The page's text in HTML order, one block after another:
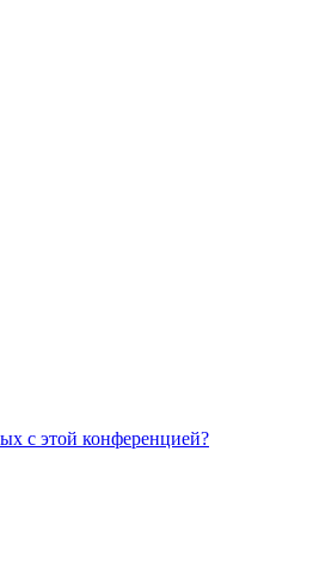
с этой конференцией?